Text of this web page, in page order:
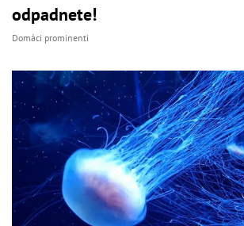
odpadnete!
Domáci prominenti